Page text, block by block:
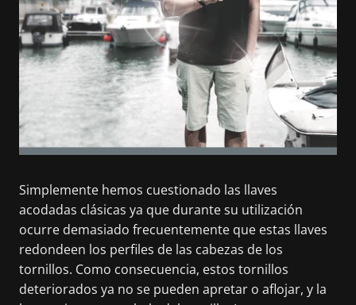
Simplemente hemos cuestionado las llaves
acodadas clásicas ya que durante su utilización
ocurre demasiado frecuentemente que estas llaves
redondeen los perfiles de las cabezas de los
tornillos. Como consecuencia, estos tornillos
deteriorados ya no se pueden apretar o aflojar, y la